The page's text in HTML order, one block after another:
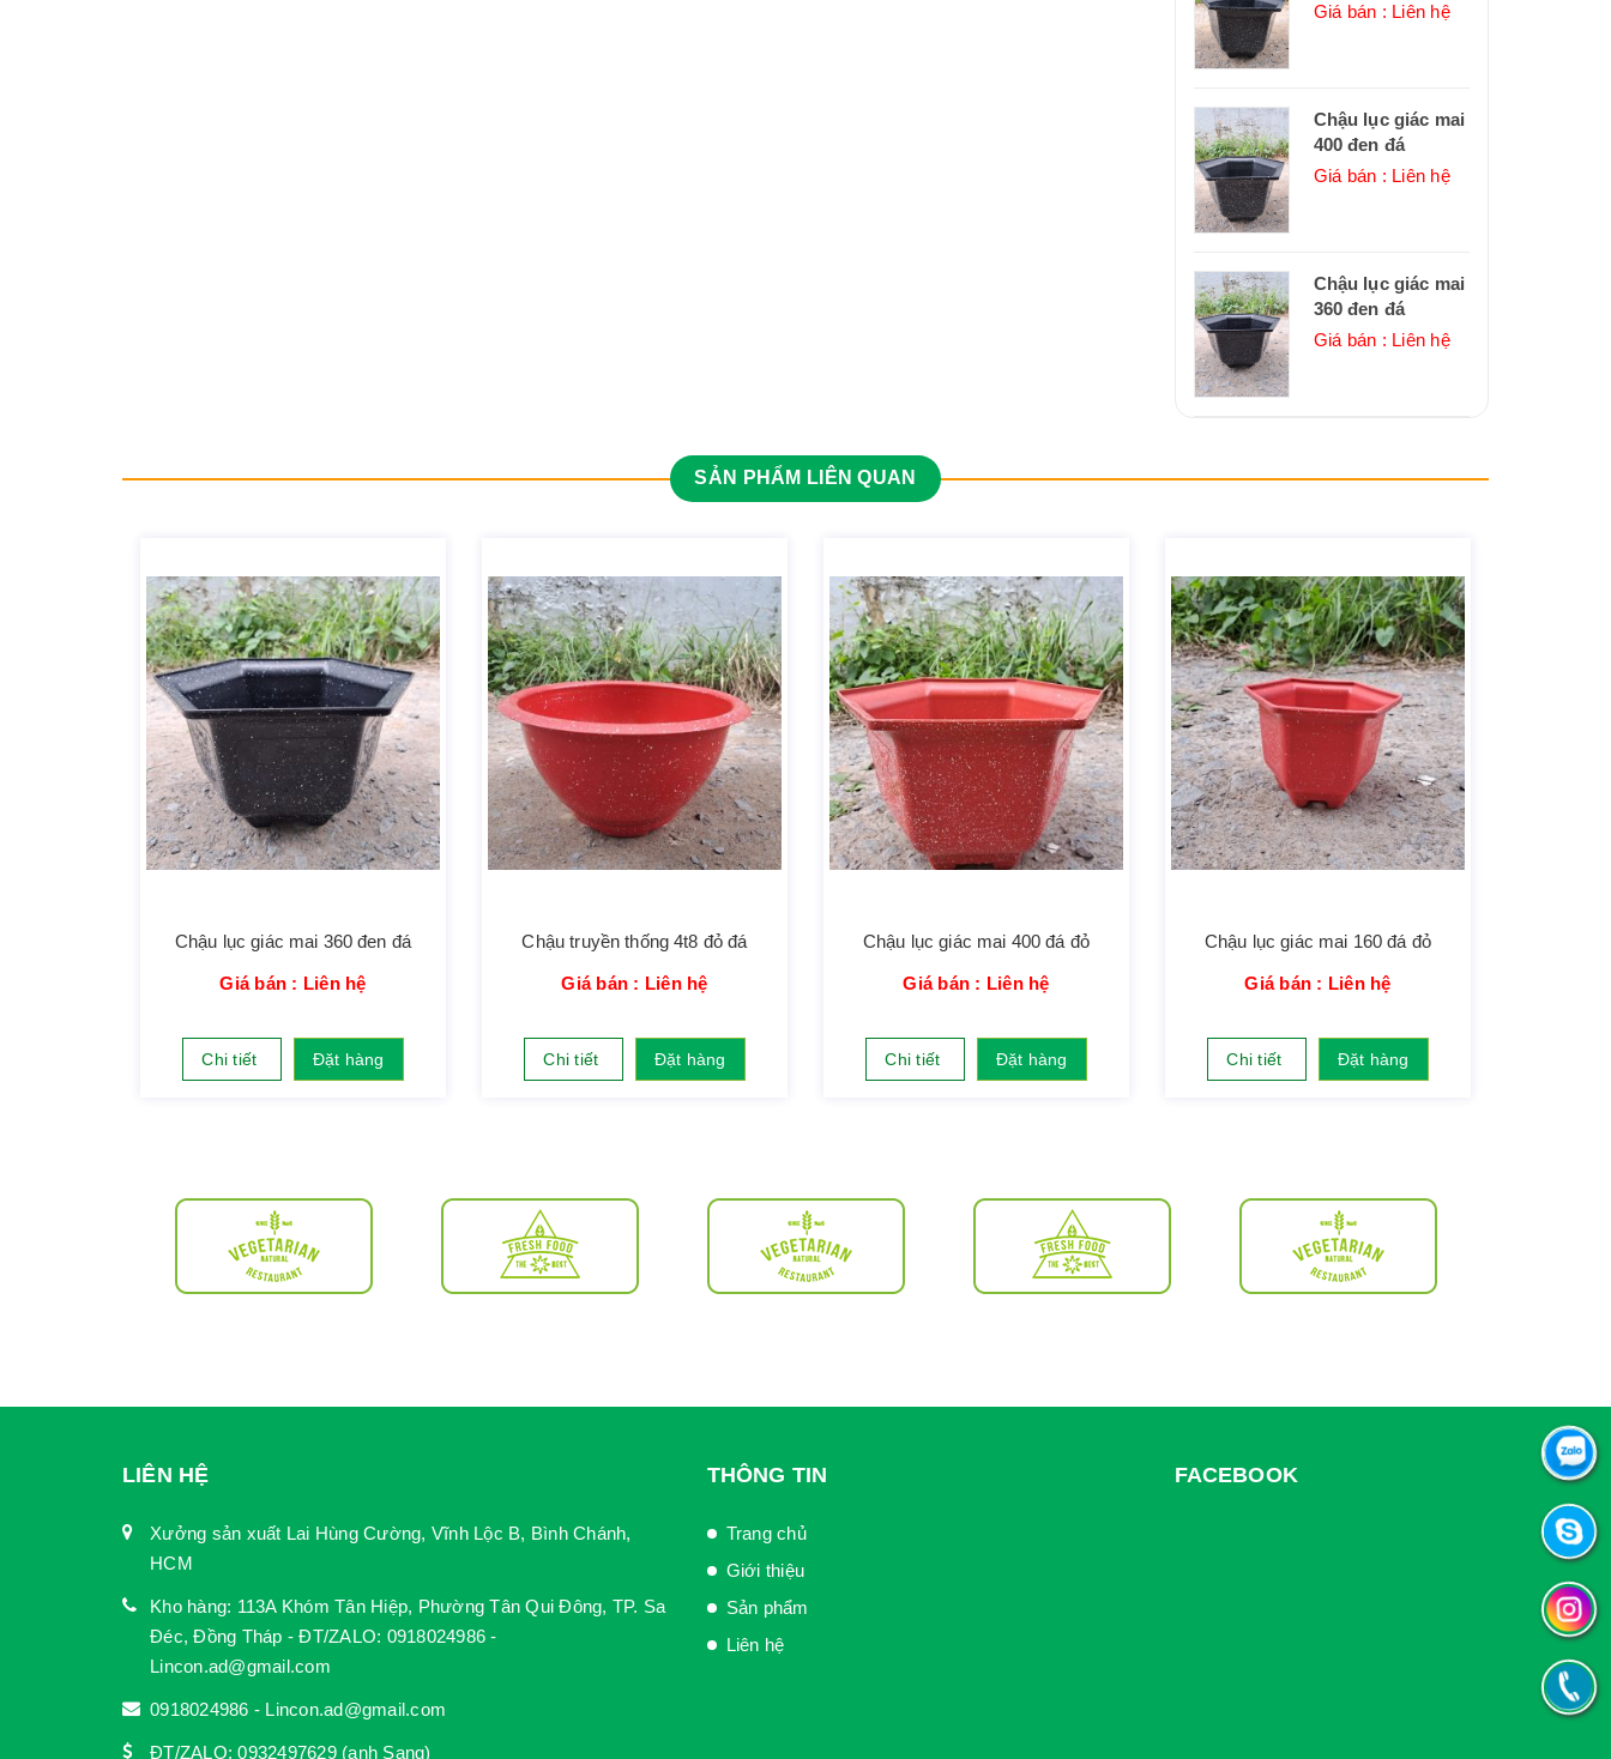
Giá bán : Liên hệ
Chậu lục giác mai
400 đen đá
Giá bán : Liên hệ
Chậu lục giác mai
360 đen đá
Giá bán : Liên hệ
SẢN PHẨM LIÊN QUAN
Chậu lục giác mai 360 đen đá
Giá bán : Liên hệ
Chi tiết Đặt hàng
Chậu truyền thống 4t8 đỏ đá
Giá bán : Liên hệ
Chi tiết Đặt hàng
Chậu lục giác mai 400 đá đỏ
Giá bán : Liên hệ
Chi tiết Đặt hàng
Chậu lục giác mai 160 đá đỏ
Giá bán : Liên hệ
Chi tiết Đặt hàng
LIÊN HỆ
Xưởng sản xuất Lai Hùng Cường, Vĩnh Lộc B, Bình Chánh,
HCM
Kho hàng: 113A Khóm Tân Hiệp, Phường Tân Qui Đông, TP. Sa
Đéc, Đồng Tháp - ĐT/ZALO: 0918024986 -
Lincon.ad@gmail.com
0918024986 - Lincon.ad@gmail.com
ĐT/ZALO: 0932497629 (anh Sang)
THÔNG TIN
Trang chủ
Giới thiệu
Sản phẩm
Liên hệ
FACEBOOK